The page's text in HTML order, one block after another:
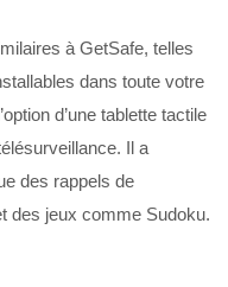
à GetSafe, telles
dans toute votre
d’une tablette tactile
Il a
des rappels de
des jeux comme Sudoku.